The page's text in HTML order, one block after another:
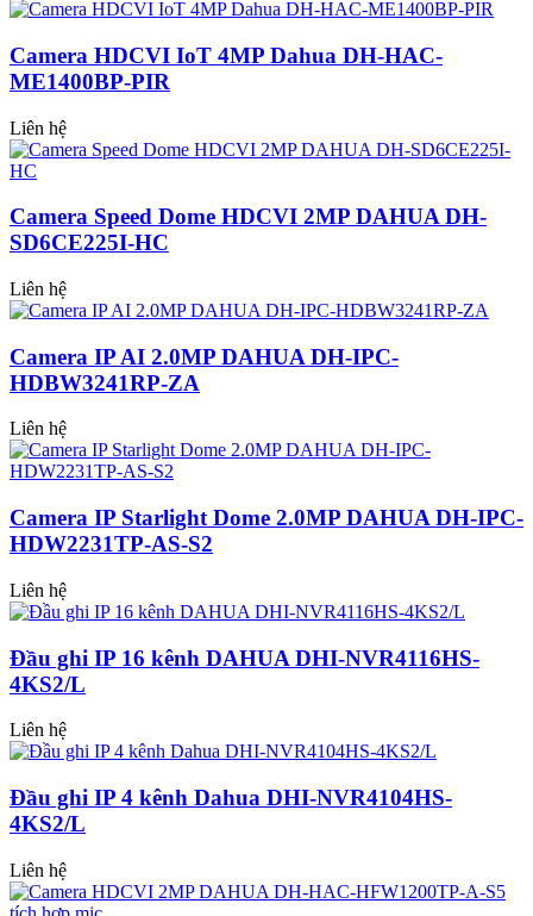
Camera HDCVI IoT 4MP Dahua DH-HAC-
ME1400BP-PIR
Liên hệ
Camera Speed Dome HDCVI 2MP DAHUA DH-
SD6CE225I-HC
Liên hệ
Camera IP AI 2.0MP DAHUA DH-IPC-
HDBW3241RP-ZA
Liên hệ
Camera IP Starlight Dome 2.0MP DAHUA DH-IPC-
HDW2231TP-AS-S2
Liên hệ
Đầu ghi IP 16 kênh DAHUA DHI-NVR4116HS-
4KS2/L
Liên hệ
Đầu ghi IP 4 kênh Dahua DHI-NVR4104HS-
4KS2/L
Liên hệ